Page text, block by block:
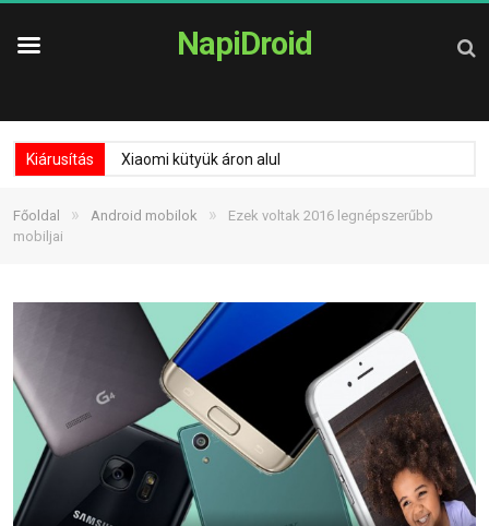
NapiDroid
Kiárusítás Xiaomi kütyük áron alul
Főoldal » Android mobilok »
Ezek voltak 2016 legnépszerűbb
mobiljai